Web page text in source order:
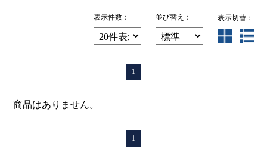
表示件数： 並び替え： 表示切替：
1
商品はありません。
1